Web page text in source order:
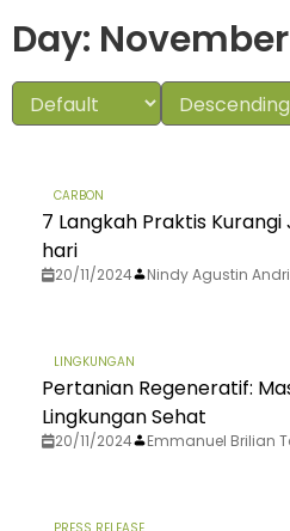
Day:
CARBON
7 Langkah Praktis
hari
20/11/2024 Nindy Agustin
LINGKUNGAN
Pertanian Regeneratif:
Lingkungan Sehat
20/11/2024 Emmanuel Brilian